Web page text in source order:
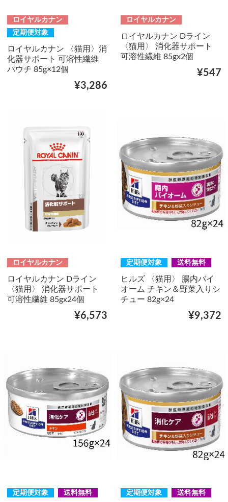
ロイヤルカナン
定期便対象
ロイヤルカナン 〈猫用〉消
化器サポート 可溶性繊維
パウチ 85g×12個
¥3,286
ロイヤルカナン
ロイヤルカナン Dライン
〈猫用〉 消化器サポート
可溶性繊維 85gx2個
¥547
ロイヤルカナン
ロイヤルカナン Dライン
〈猫用〉 消化器サポート
可溶性繊維 85gx24個
¥6,573
定期便対象 送料無料
ヒルズ 〈猫用〉 腸内バイ
オーム チキン＆野菜入りシ
チュー 82g×24
¥9,372
定期便対象 送料無料 定期便対象 送料無料